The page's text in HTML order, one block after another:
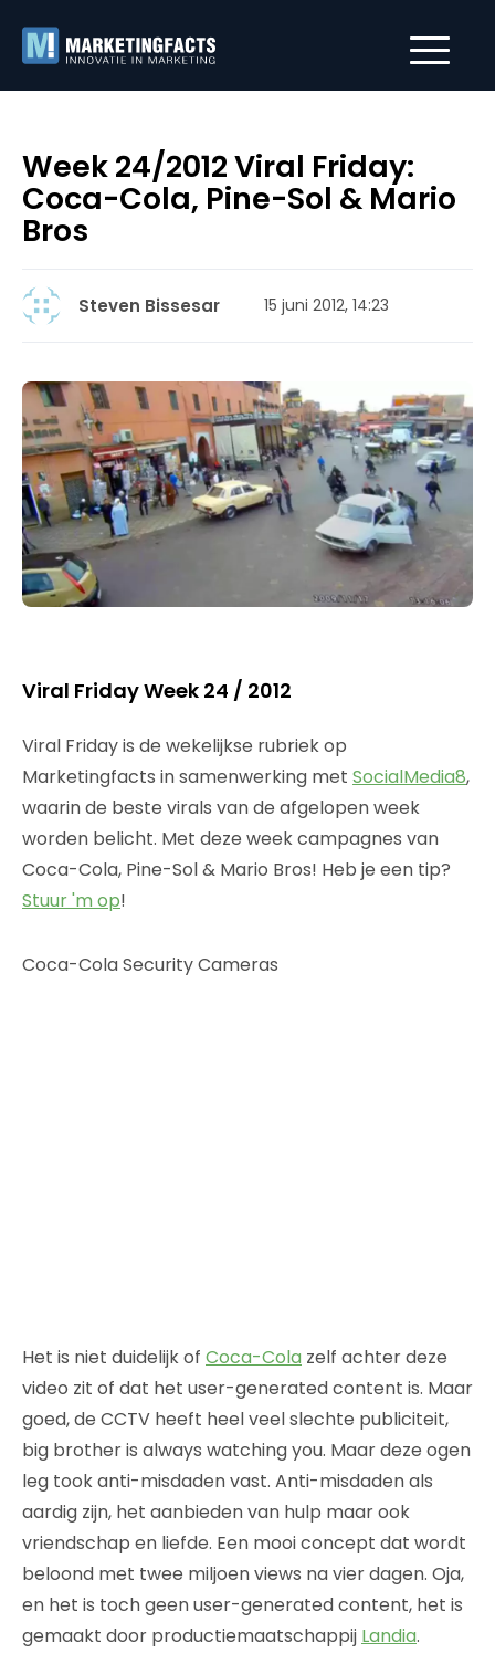
Week 24/2012 Viral Friday:
Coca-Cola, Pine-Sol & Mario
Bros
Steven Bissesar 15 juni 2012, 14:23
Viral Friday Week 24 / 2012
Viral Friday is de wekelijkse rubriek op
Marketingfacts in samenwerking met SocialMedia8,
waarin de beste virals van de afgelopen week
worden belicht. Met deze week campagnes van
Coca-Cola, Pine-Sol & Mario Bros! Heb je een tip?
Stuur 'm op!
Coca-Cola Security Cameras
Het is niet duidelijk of Coca-Cola zelf achter deze
video zit of dat het user-generated content is. Maar
goed, de CCTV heeft heel veel slechte publiciteit,
big brother is always watching you. Maar deze ogen
leg took anti-misdaden vast. Anti-misdaden als
aardig zijn, het aanbieden van hulp maar ook
vriendschap en liefde. Een mooi concept dat wordt
beloond met twee miljoen views na vier dagen. Oja,
en het is toch geen user-generated content, het is
gemaakt door productiemaatschappij Landia.